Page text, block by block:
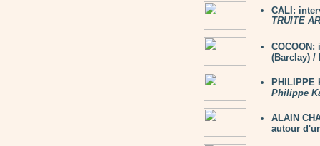
CALI:
TRUITE
(Barclay) /
PHILIPPE
Philippe
ALAIN
autour